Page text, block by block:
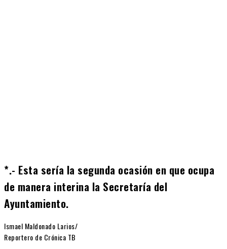
*.- Esta sería la segunda ocasión en que ocupa
de manera interina la Secretaría del
Ayuntamiento.
Ismael Maldonado Larios/
Reportero de Crónica TB